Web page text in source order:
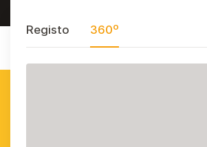
AzulejoPublicitárioPortuguês
Registo 360º